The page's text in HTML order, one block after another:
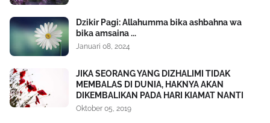
Dzikir Pagi: Allahumma bika ashbahna wa
bika amsaina ...
Januari 08, 2024
JIKA SEORANG YANG DIZHALIMI TIDAK
MEMBALAS DI DUNIA, HAKNYA AKAN
DIKEMBALIKAN PADA HARI KIAMAT NANTI
Oktober 05, 2019